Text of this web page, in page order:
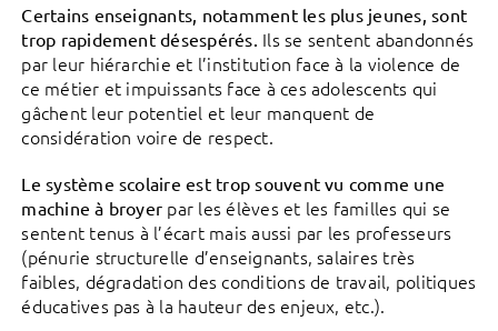
Certains enseignants, notamment les plus jeunes, sont
trop rapidement désespérés. Ils se sentent abandonnés
par leur hiérarchie et l’institution face à la violence de
ce métier et impuissants face à ces adolescents qui
gâchent leur potentiel et leur manquent de
considération voire de respect.
Le système scolaire est trop souvent vu comme une
machine à broyer par les élèves et les familles qui se
sentent tenus à l’écart mais aussi par les professeurs
(pénurie structurelle d’enseignants, salaires très
faibles, dégradation des conditions de travail, politiques
éducatives pas à la hauteur des enjeux, etc.).